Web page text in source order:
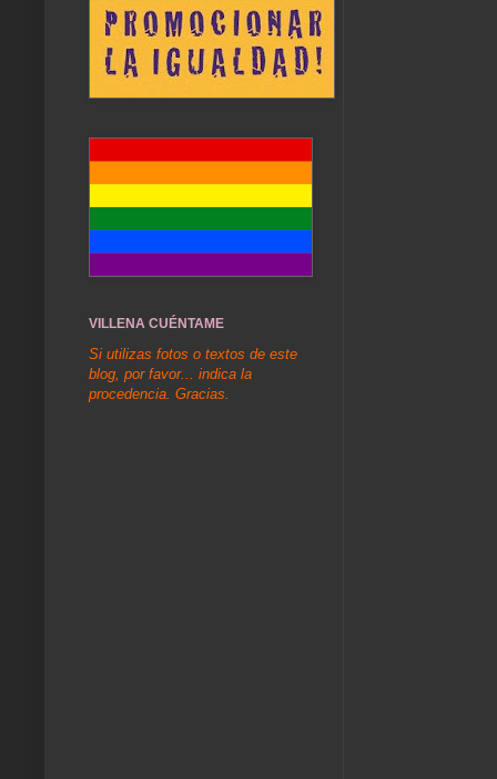
VILLENA CUÉNTAME
Si utilizas fotos o textos de este
blog, por favor... indica la
procedencia. Gracias.